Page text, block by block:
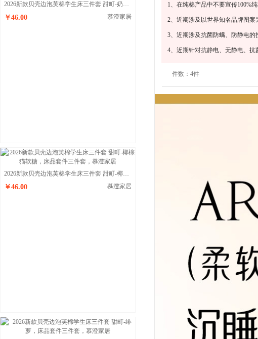
2026新款贝壳边泡芙棉学生床三件套 甜町-奶蓝部落
￥46.00 慕澄家居
2026新款贝壳边泡芙棉学生床三件套 甜町-椰棕猫软糖
￥46.00 慕澄家居
1、在纯棉产品中不要宣传100%
2、近期涉及以世界知名品牌图案
3、近期涉及抗菌防螨、防静电的
4、近期针对抗静电、无静电、抗
件数： 4件